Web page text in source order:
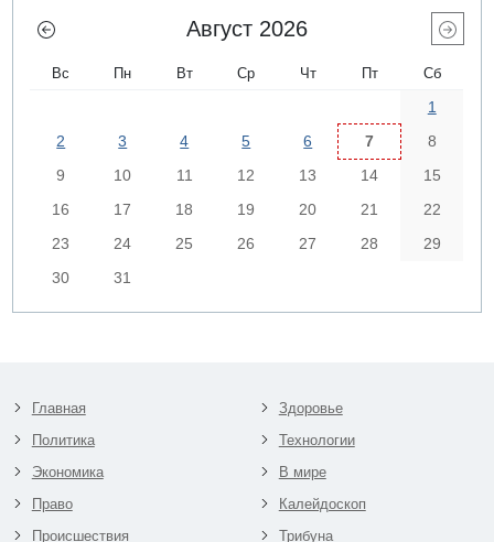
Август 2026
Вс Пн Вт Ср Чт Пт Сб
1
2
3 4 5 6 7
8
9
10 11 12 13 14
15
16
17 18 19 20 21
22
23
24 25 26 27 28
29
30
31
Главная
Политика
Экономика
Право
Происшествия
Здоровье
Технологии
В мире
Калейдоскоп
Трибуна